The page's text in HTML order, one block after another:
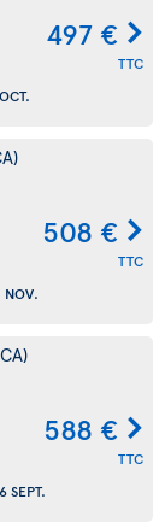
497 €
TTC
508 €
TTC
NOV.
588 €
TTC
SEPT.